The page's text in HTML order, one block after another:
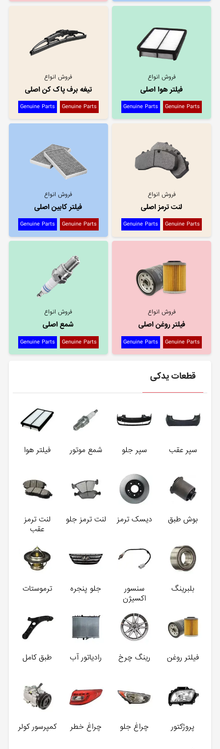
فروش انواع
فیلتر هوا اصلی
Genuine Parts
Genuine Parts
فروش انواع
تیغه برف پاک کن اصلی
Genuine Parts
Genuine Parts
فروش انواع
لنت ترمز اصلی
Genuine Parts
Genuine Parts
فروش انواع
فیلتر کابین اصلی
Genuine Parts
Genuine Parts
فروش انواع
فیلتر روغن اصلی
Genuine Parts
Genuine Parts
فروش انواع
شمع اصلی
Genuine Parts
Genuine Parts
قطعات یدکی
سپر عقب سپر جلو شمع موتور فیلتر هوا
بوش طبق دیسک ترمز لنت ترمز جلو
لنت ترمز
عقب
بلبرینگ
سنسور
اکسیژن
جلو پنجره ترموستات
فیلتر روغن رینگ چرخ رادیاتور آب طبق کامل
پروژکتور چراغ جلو چراغ خطر کمپرسور کولر